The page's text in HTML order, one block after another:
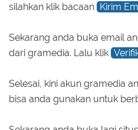
silahkan klik bacaan Kirim
Sekarang anda buka email
dari gramedia. Lalu klik
Selesai, kini akun gramedia
bisa anda gunakan untuk